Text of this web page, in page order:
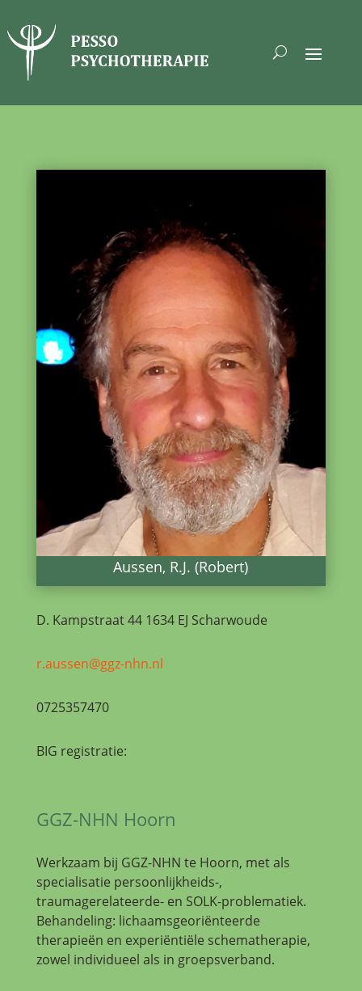
Aussen, R.J. (Robert)
D. Kampstraat 44 1634 EJ Scharwoude
r.aussen@ggz-nhn.nl
0725357470
BIG registratie:
GGZ-NHN Hoorn
Werkzaam bij GGZ-NHN te Hoorn, met als
specialisatie persoonlijkheids-,
traumagerelateerde- en SOLK-problematiek.
Behandeling: lichaamsgeoriënteerde
therapieën en experiëntiële schematherapie,
zowel individueel als in groepsverband.